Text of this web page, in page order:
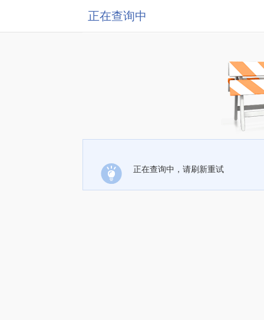
正在查询中
正在查询中，请刷新重试